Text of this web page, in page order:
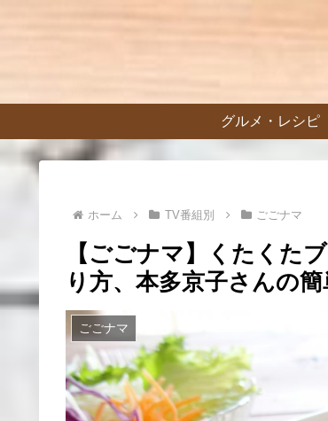
グルメ・レシピ
ホーム TV番組別 ごごナマ
【ごごナマ】くたくた
り方、本多京子さんの
ごごナマ